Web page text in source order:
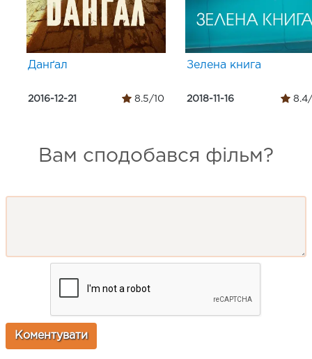
Данґал
2016-12-21 8.5/10
Зелена книга
2018-11-16 8.4/
Вам сподобався фільм?